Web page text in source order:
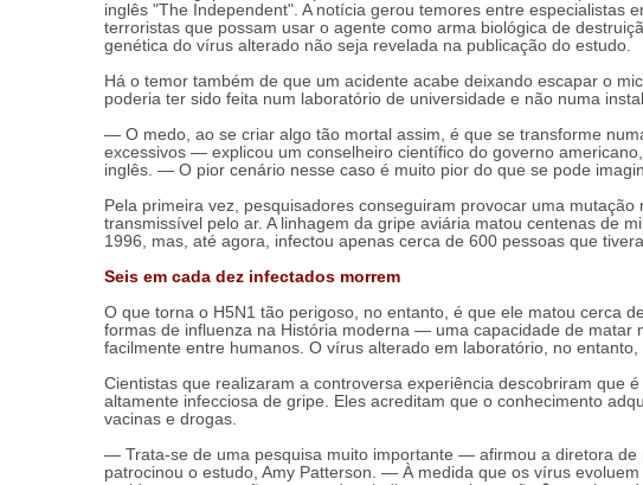
inglês "The Independent". A notícia gerou temores entre especialistas
terroristas que possam usar o agente como arma biológica de
genética do vírus alterado não seja revelada na publicação do estudo.
Há o temor também de que um acidente acabe deixando escapar o
poderia ter sido feita num laboratório de universidade e não numa
— O medo, ao se criar algo tão mortal assim, é que se transforme
excessivos — explicou um conselheiro científico do governo
inglês. — O pior cenário nesse caso é muito pior do que se pode
Pela primeira vez, pesquisadores conseguiram provocar uma
transmissível pelo ar. A linhagem da gripe aviária matou centenas de
1996, mas, até agora, infectou apenas cerca de 600 pessoas que
Seis em cada dez infectados morrem
O que torna o H5N1 tão perigoso, no entanto, é que ele matou cerca
formas de influenza na História moderna — uma capacidade de
facilmente entre humanos. O vírus alterado em laboratório, no
Cientistas que realizaram a controversa experiência descobriram que
altamente infecciosa de gripe. Eles acreditam que o conhecimento
vacinas e drogas.
— Trata-se de uma pesquisa muito importante — afirmou a diretora de
patrocinou o estudo, Amy Patterson. — À medida que os vírus